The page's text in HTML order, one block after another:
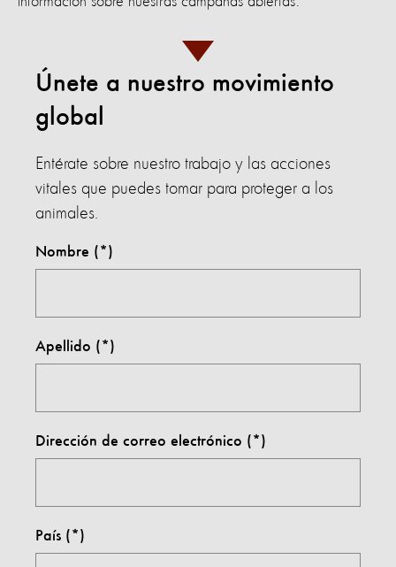
Únete a nuestro movimiento
global
Entérate sobre nuestro trabajo y las acciones
vitales que puedes tomar para proteger a los
animales.
Nombre
Apellido
Dirección de correo electrónico
País